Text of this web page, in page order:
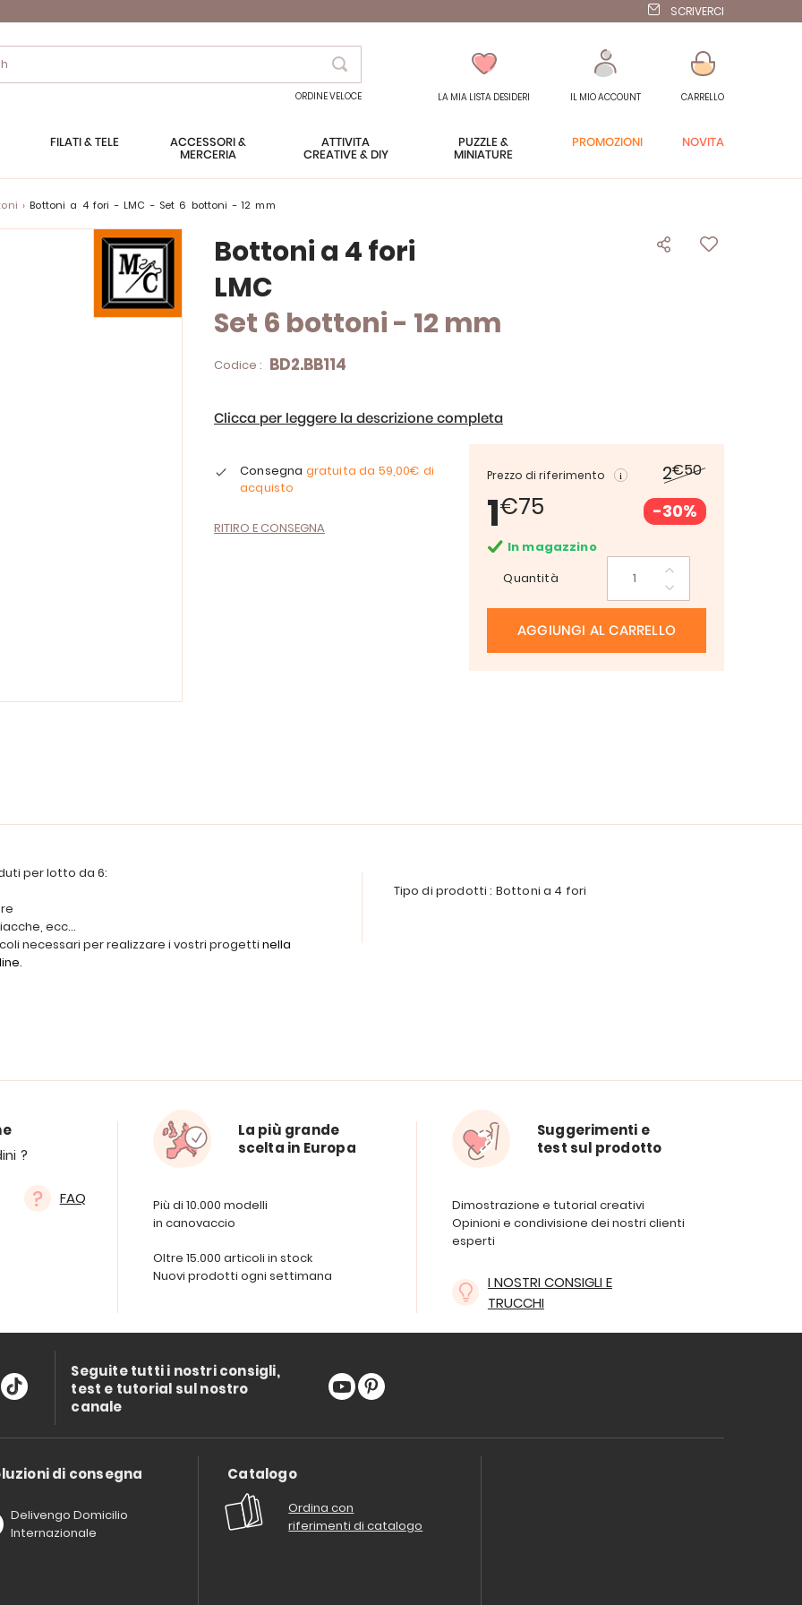
SCRIVERCI
Search
ORDINE VELOCE LA MIA LISTA DESIDERI IL MIO ACCOUNT CARRELLO
FILATI & TELE
ACCESSORI &
MERCERIA
ATTIVITÀ
CREATIVE & DIY
PUZZLE &
MINIATURE
PROMOZIONI NOVITÀ
Bottoni a 4 fori - LMC - Set 6 bottoni - 12 mm
Bottoni a 4 fori
LMC
Set 6 bottoni - 12 mm
Codice : BD2.BB114
Clicca per leggere la descrizione completa
Prezzo di riferimento 2€50
1€75 -30%
In magazzino
Quantità
AGGIUNGI AL CARRELLO
Consegna gratuita da 59,00€ di
acquisto
RITIRO E CONSEGNA
per lotto da 6:
ecc...
necessari per realizzare i vostri progetti nella
.
Tipo di prodotti : Bottoni a 4 fori
?
FAQ
La più grande
scelta in Europa
Più di 10.000 modelli
in canovaccio
Oltre 15.000 articoli in stock
Nuovi prodotti ogni settimana
Suggerimenti e
test sul prodotto
Dimostrazione e tutorial creativi
Opinioni e condivisione dei nostri clienti
esperti
I NOSTRI CONSIGLI E
TRUCCHI
Seguite tutti i nostri consigli,
test e tutorial sul nostro
canale
di consegna
Delivengo Domicilio
Internazionale
Catalogo
Ordina con
riferimenti di catalogo